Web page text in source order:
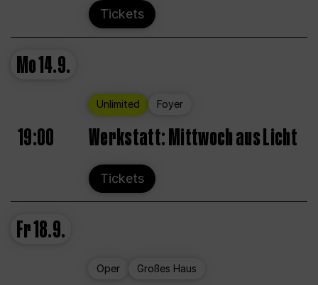
Tickets
Mo14.9.
Unlimited Foyer
19:00 Werkstatt: Mittwoch aus Licht
Tickets
Fr18.9.
Oper Großes Haus